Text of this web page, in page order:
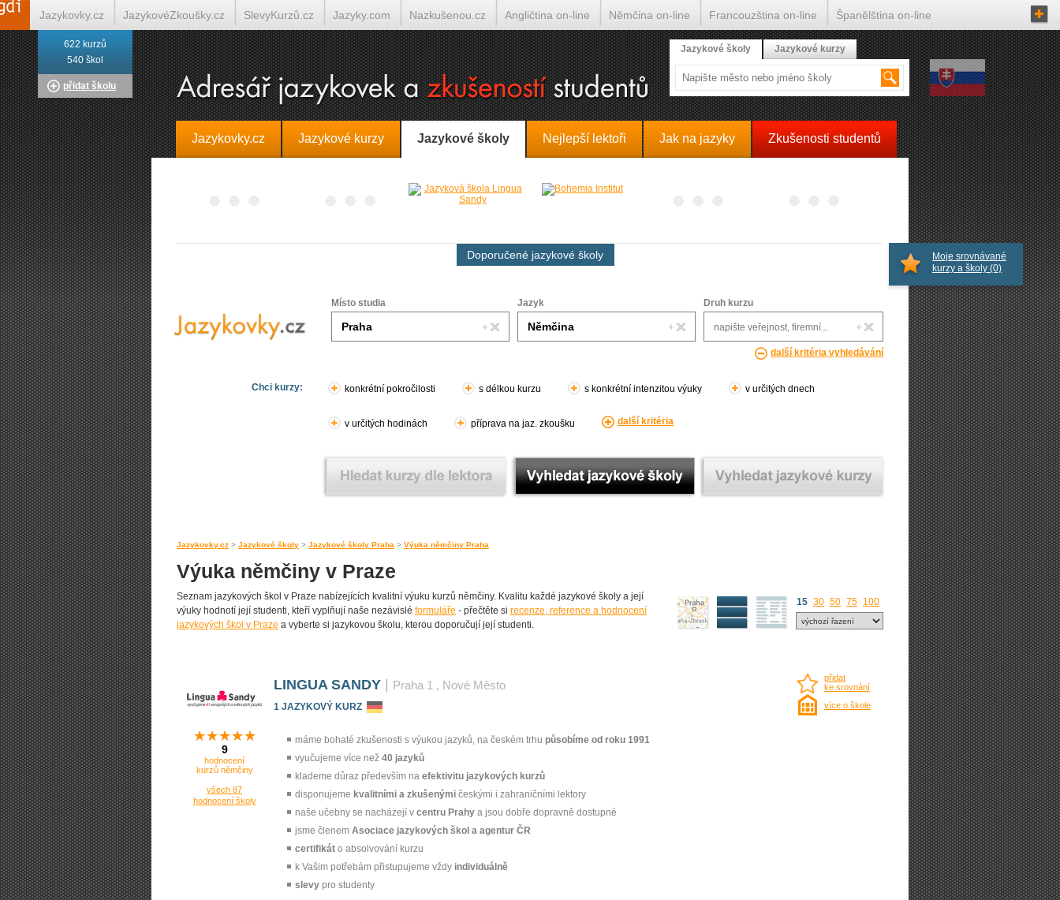
Jazykovky.cz Jazykové kurzy Jazykové školy Nejlepší lektoři Jak na jazyky Zkušenosti studentů
Doporučené jazykové školy
Místo studia Jazyk Druh kurzu
další kritéria vyhledávání
Chci kurzy: konkrétní pokročilosti s délkou kurzu s konkrétní intenzitou výuky v určitých dnech
v určitých hodinách příprava na jaz. zkoušku další kritéria
Jazykovky.cz > Jazykové školy > Jazykové školy Praha > Výuka němčiny Praha
Výuka němčiny v Praze
Seznam jazykových škol v Praze nabízejících kvalitní výuku kurzů němčiny. Kvalitu každé jazykové školy a její
výuky hodnotí její studenti, kteří vyplňují naše nezávislé formuláře - přečtěte si recenze, reference a hodnocení
jazykových škol v Praze a vyberte si jazykovou školu, kterou doporučují její studenti.
15 30 50 75 100
LINGUA SANDY Praha 1 , Nové Město
1 JAZYKOVÝ KURZ
přidat
ke srovnání
více o škole
9
hodnocení
kurzů němčiny
všech 87
hodnocení školy
máme bohaté zkušenosti s výukou jazyků, na českém trhu působíme od roku 1991
vyučujeme více než 40 jazyků
klademe důraz především na efektivitu jazykových kurzů
disponujeme kvalitními a zkušenými českými i zahraničními lektory
naše učebny se nacházejí v centru Prahy a jsou dobře dopravně dostupné
jsme členem Asociace jazykových škol a agentur ČR
certifikát o absolvování kurzu
k Vašim potřebám přistupujeme vždy individuálně
slevy pro studenty
Moje srovnávané
kurzy a školy (0)
622 kurzů
540 škol
přidat školu
Jazykové školy Jazykové kurzy
Jazykovky.cz JazykovéZkoušky.cz SlevyKurzů.cz Jazyky.com Nazkušenou.cz Angličtina on-line Němčina on-line Francouzština on-line Španělština on-line
Italština on-line Tlumočení-Překlady.cz Překládá.cz Tlumočí.cz